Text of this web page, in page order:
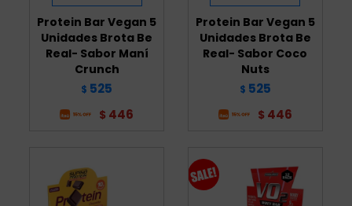
Protein Bar Vegan 5
Unidades Brota Be
Real- Sabor Maní
Crunch
$ 525
$ 446
Protein Bar Vegan 5
Unidades Brota Be
Real- Sabor Coco
Nuts
$ 525
$ 446